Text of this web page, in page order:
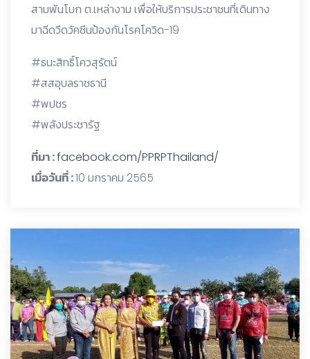
สามพันโบก ต.เหล่างาม เพื่อให้บริการประชาชนที่เดินทาง
มาฉีดวีดวัคซีนป้องกันโรคโควิด-19
#ธนะสิทธิ์โควสุรัตน์
#สสอุบลราชธานี
#พปชร
#พลังประชารัฐ
ที่มา :facebook.com/PPRPThailand/
เมื่อวันที่ :10 มกราคม 2565